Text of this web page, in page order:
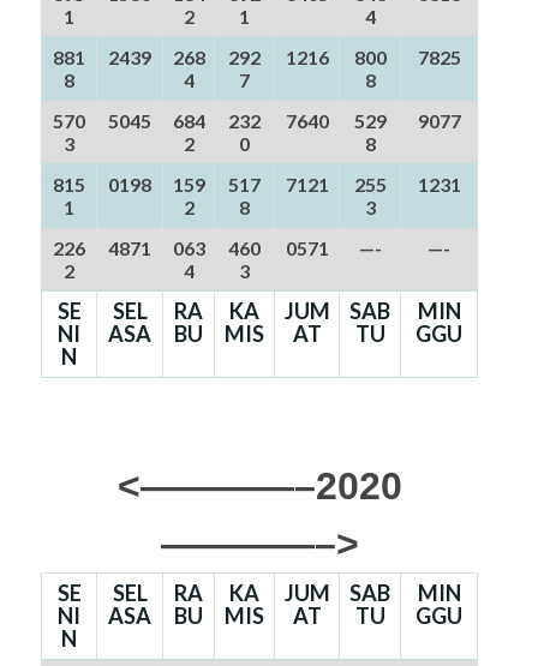
1
2
1
4
881
8
2439
268
4
292
7
1216
800
8
7825
570
3
5045
684
2
232
0
7640
529
8
9077
815
1
0198
159
2
517
8
7121
255
3
1231
226
2
4871
063
4
460
3
0571 —- —-
SE
NI
N
SEL
ASA
RA
BU
KA
MIS
JUM
AT
SAB
TU
MIN
GGU
<————–2020
————–>
SE
NI
N
SEL
ASA
RA
BU
KA
MIS
JUM
AT
SAB
TU
MIN
GGU